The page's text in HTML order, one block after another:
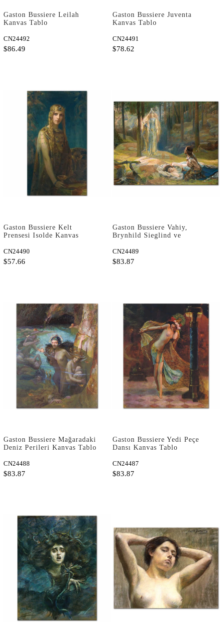
Gaston Bussiere Leilah
Kanvas Tablo
CN24492
$86.49
Gaston Bussiere Juventa
Kanvas Tablo
CN24491
$78.62
Gaston Bussiere Kelt
Prensesi Isolde Kanvas
CN24490
$57.66
Gaston Bussiere Vahiy,
Brynhild Sieglind ve
Kanvas Tablo
CN24489
$83.87
Gaston Bussiere Mağaradaki
Deniz Perileri Kanvas Tablo
CN24488
$83.87
Gaston Bussiere Yedi Peçe
Dansı Kanvas Tablo
CN24487
$83.87